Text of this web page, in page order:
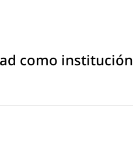
como institución